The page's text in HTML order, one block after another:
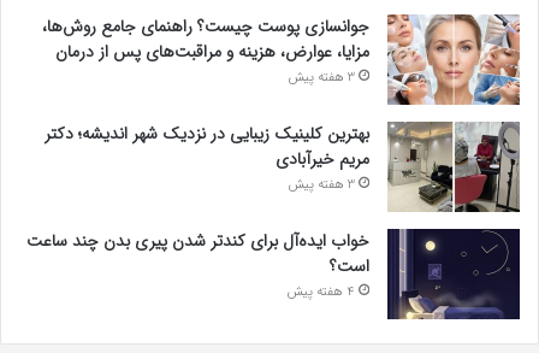
جوانسازی پوست چیست؟ راهنمای جامع روش‌ها،
مزایا، عوارض، هزینه و مراقبت‌های پس از درمان
3 هفته پیش
بهترین کلینیک زیبایی در نزدیک شهر اندیشه؛ دکتر
مریم خیرآبادی
3 هفته پیش
خواب ایده‌آل برای کندتر شدن پیری بدن چند ساعت
است؟
4 هفته پیش